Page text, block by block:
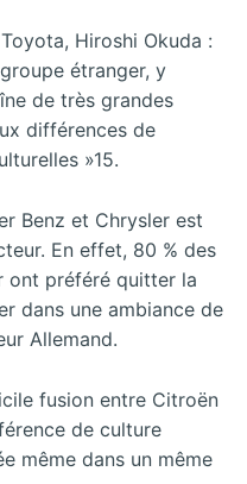
Hiroshi Okuda :
étranger, y
de très grandes
différences de
»15.
Benz et Chrysler est
En effet, 80 % des
ont préféré quitter la
dans une ambiance de
Allemand.
fusion entre Citroën
de culture
même dans un même